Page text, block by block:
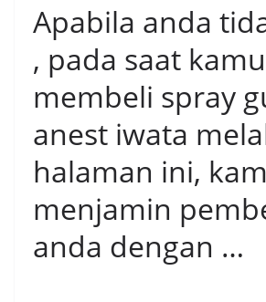
Apabila anda
, pada saat kamu
membeli spray
anest iwata
halaman ini,
menjamin
anda dengan …